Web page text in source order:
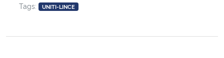
Ministério da Ciência, Tecnologia, Inovações e Comunicações
Ministério do Meio Ambiente
Tags:
UNITI-LINCE